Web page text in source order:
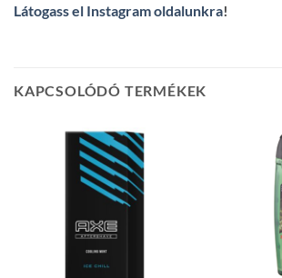
Látogass el Instagram oldalunkra!
KAPCSOLÓDÓ TERMÉKEK